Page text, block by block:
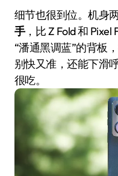
细节也很到位。机身
手，比 Z Fold 和
“潘通黑调蓝”的背板
别快又准，还能下滑
很吃。